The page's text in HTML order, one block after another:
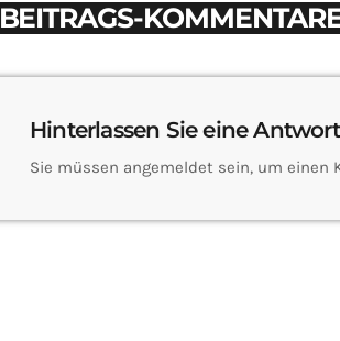
BEITRAGS-
Hinterlassen Sie eine Antwort
Sie müssen angemeldet sein, um einen